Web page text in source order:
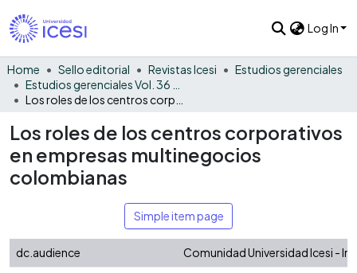
Log In
Home Sello editorial Revistas Icesi
Estudios gerenciales
Los roles de los centros corporativos
en empresas multinegocios
colombianas
Simple item page
dc.audience
Comunidad Universidad Icesi -